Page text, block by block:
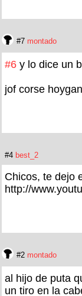
#7 montado
#6 y lo dice un
jof corse
#4 best_2
Chicos, te dejo
http://
#2 montado
al hijo de puta
un tiro en la